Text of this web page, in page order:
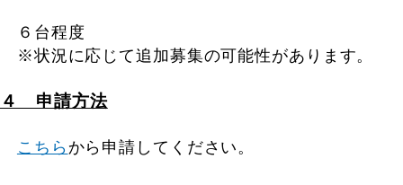
６台程度
※状況に応じて追加募集の可能性があります。
４ 申請方法
こちらから申請してください。